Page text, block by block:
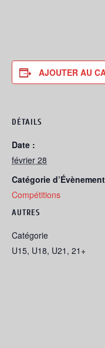
AJOUTER AU
DÉTAILS
Date :
février 28
Catégorie
Compétitions
AUTRES
Catégorie
U15, U18, U21, 21+